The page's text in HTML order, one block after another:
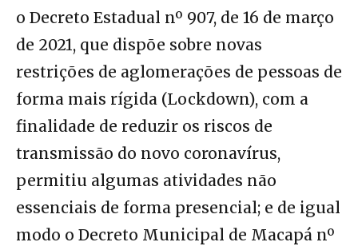
o Decreto Estadual nº 907, de 16 de março
de 2021, que dispõe sobre novas
restrições de aglomerações de pessoas de
forma mais rígida (Lockdown), com a
finalidade de reduzir os riscos de
transmissão do novo coronavírus,
permitiu algumas atividades não
essenciais de forma presencial; e de igual
modo o Decreto Municipal de Macapá nº